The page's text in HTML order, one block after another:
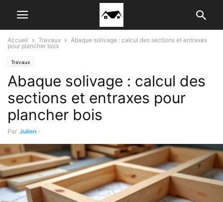
Accueil Travaux
Abaque solivage : calcul des sections et entraxes
pour plancher bois
Travaux
Abaque solivage : calcul des
sections et entraxes pour
plancher bois
Par Julien -